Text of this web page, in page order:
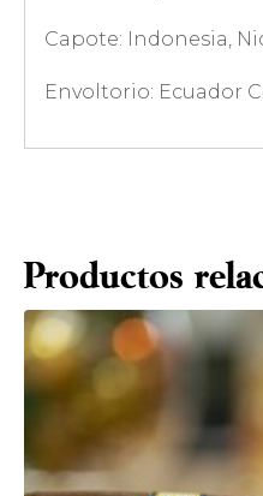
Capote: Indonesia,
Envoltorio: Ecuador
Productos